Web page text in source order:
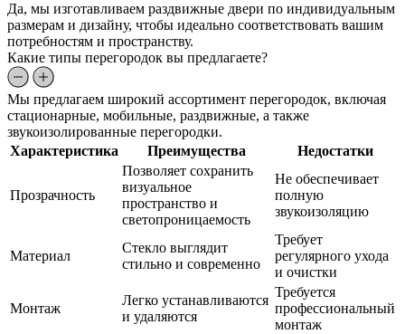
Да, мы изготавливаем раздвижные двери по индивидуальным
размерам и дизайну, чтобы идеально соответствовать вашим
потребностям и пространству.
Какие типы перегородок вы предлагаете?
Мы предлагаем широкий ассортимент перегородок, включая
стационарные, мобильные, раздвижные, а также
звукоизолированные перегородки.
Характеристика
Преимущества Недостатки
Прозрачность
Позволяет сохранить
визуальное
пространство и
светопроницаемость
Не обеспечивает
полную
звукоизоляцию
Материал
Стекло выглядит
стильно и современно
Требует
регулярного ухода
и очистки
Монтаж
Легко устанавливаются
и удаляются
Требуется
профессиональный
монтаж